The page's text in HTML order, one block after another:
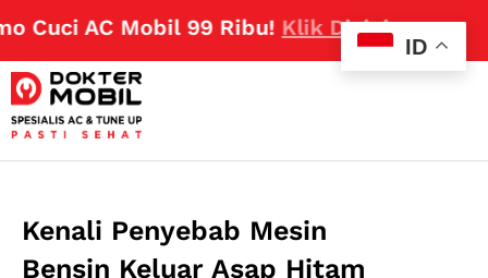
AC Mobil 99 Ribu!Klik Disini
Kenali Penyebab Mesin
Bensin Keluar Asap Hitam
ID